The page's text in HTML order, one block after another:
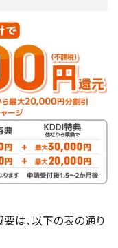
は、以下の表の通り